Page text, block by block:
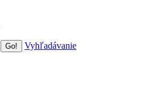
Vyhľadávanie